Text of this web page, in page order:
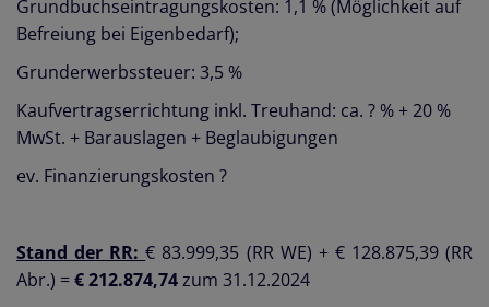
Grundbuchseintragungskosten: 1,1 % (Möglichkeit auf
Befreiung bei Eigenbedarf);
Grunderwerbssteuer: 3,5 %
Kaufvertragserrichtung inkl. Treuhand: ca. ? % + 20 %
MwSt. + Barauslagen + Beglaubigungen
ev. Finanzierungskosten ?
Stand der RR:€ 83.999,35 (RR WE) + € 128.875,39 (RR
Abr.) =€ 212.874,74zum 31.12.2024